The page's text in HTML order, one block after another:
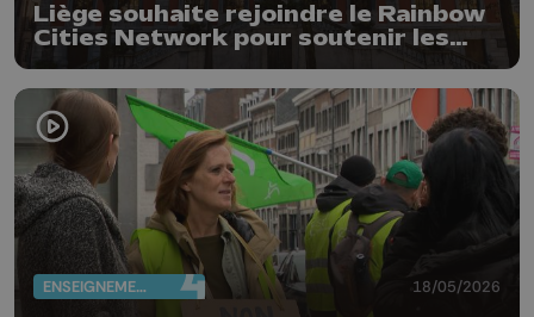
Liège souhaite rejoindre le Rainbow
Cities Network pour soutenir les
ENSEIGNEMENT 18/05/2026